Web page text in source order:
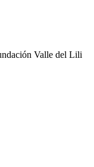
Valle del Lili